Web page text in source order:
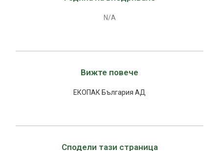
N/A
Вижте повече
ЕКОПАК България АД
Сподели тази страница